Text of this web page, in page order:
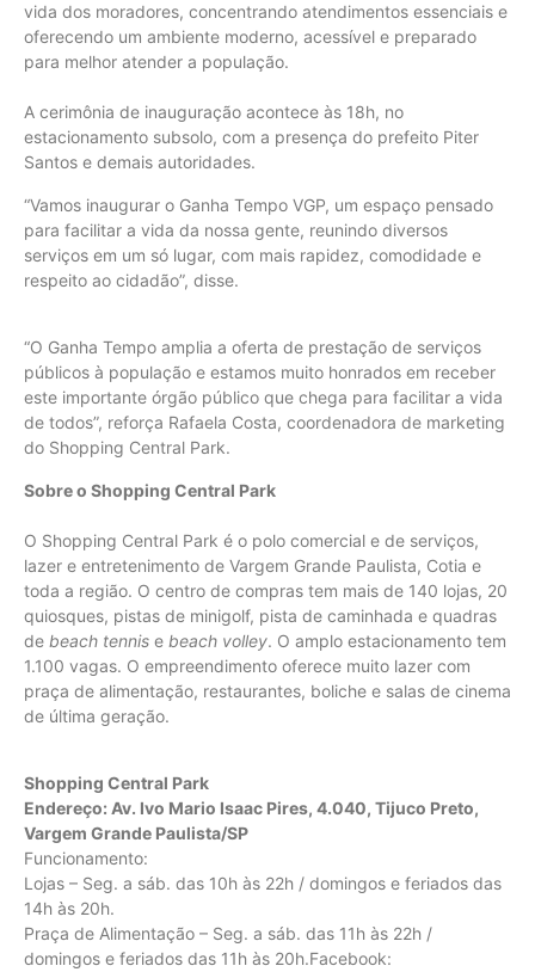
vida dos moradores, concentrando atendimentos essenciais e
oferecendo um ambiente moderno, acessível e preparado
para melhor atender a população.
A cerimônia de inauguração acontece às 18h, no
estacionamento subsolo, com a presença do prefeito Piter
Santos e demais autoridades.
“Vamos inaugurar o Ganha Tempo VGP, um espaço pensado
para facilitar a vida da nossa gente, reunindo diversos
serviços em um só lugar, com mais rapidez, comodidade e
respeito ao cidadão”, disse.
“O Ganha Tempo amplia a oferta de prestação de serviços
públicos à população e estamos muito honrados em receber
este importante órgão público que chega para facilitar a vida
de todos”, reforça Rafaela Costa, coordenadora de marketing
do Shopping Central Park.
Sobre o Shopping Central Park
O Shopping Central Park é o polo comercial e de serviços,
lazer e entretenimento de Vargem Grande Paulista, Cotia e
toda a região. O centro de compras tem mais de 140 lojas, 20
quiosques, pistas de minigolf, pista de caminhada e quadras
de beach tennis e beach volley. O amplo estacionamento tem
1.100 vagas. O empreendimento oferece muito lazer com
praça de alimentação, restaurantes, boliche e salas de cinema
de última geração.
Shopping Central Park
Endereço: Av. Ivo Mario Isaac Pires, 4.040, Tijuco Preto,
Vargem Grande Paulista/SP
Funcionamento:
Lojas – Seg. a sáb. das 10h às 22h / domingos e feriados das
14h às 20h.
Praça de Alimentação – Seg. a sáb. das 11h às 22h /
domingos e feriados das 11h às 20h.Facebook: